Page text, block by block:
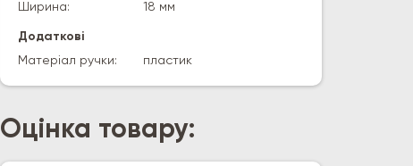
Ширина:
18 мм
Додаткові
Матеріал ручки:
пластик
Оцінка товару: